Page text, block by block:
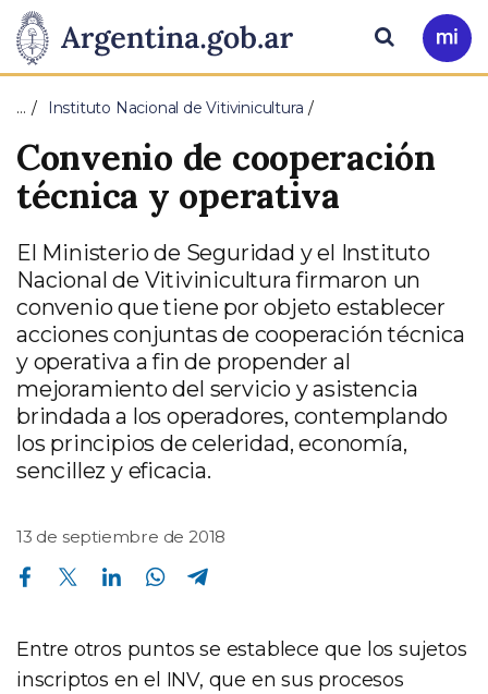
Presidencia
de
la
Nación
Pasar al contenido principal
Ir
a
Buscar
… Instituto Nacional de Vitivinicultura
Convenio de cooperación
técnica y operativa
El Ministerio de Seguridad y el Instituto
Nacional de Vitivinicultura firmaron un
convenio que tiene por objeto establecer
acciones conjuntas de cooperación técnica
y operativa a fin de propender al
mejoramiento del servicio y asistencia
brindada a los operadores, contemplando
los principios de celeridad, economía,
sencillez y eficacia.
13 de septiembre de 2018
Compartir en Facebook Compartir en Twitter Compartir en Linkedin Compartir en Whatsapp
Entre otros puntos se establece que los sujetos
inscriptos en el INV, que en sus procesos